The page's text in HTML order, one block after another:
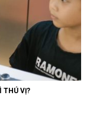
THÚ VỊ?